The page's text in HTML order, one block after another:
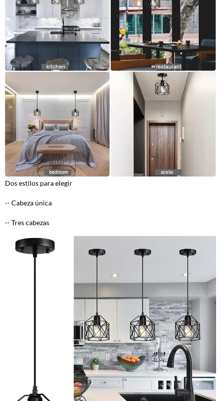
Dos estilos para elegir
-- Cabeza única
-- Tres cabezas